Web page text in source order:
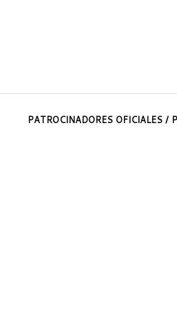
PATROCINADORES OFICIALES /